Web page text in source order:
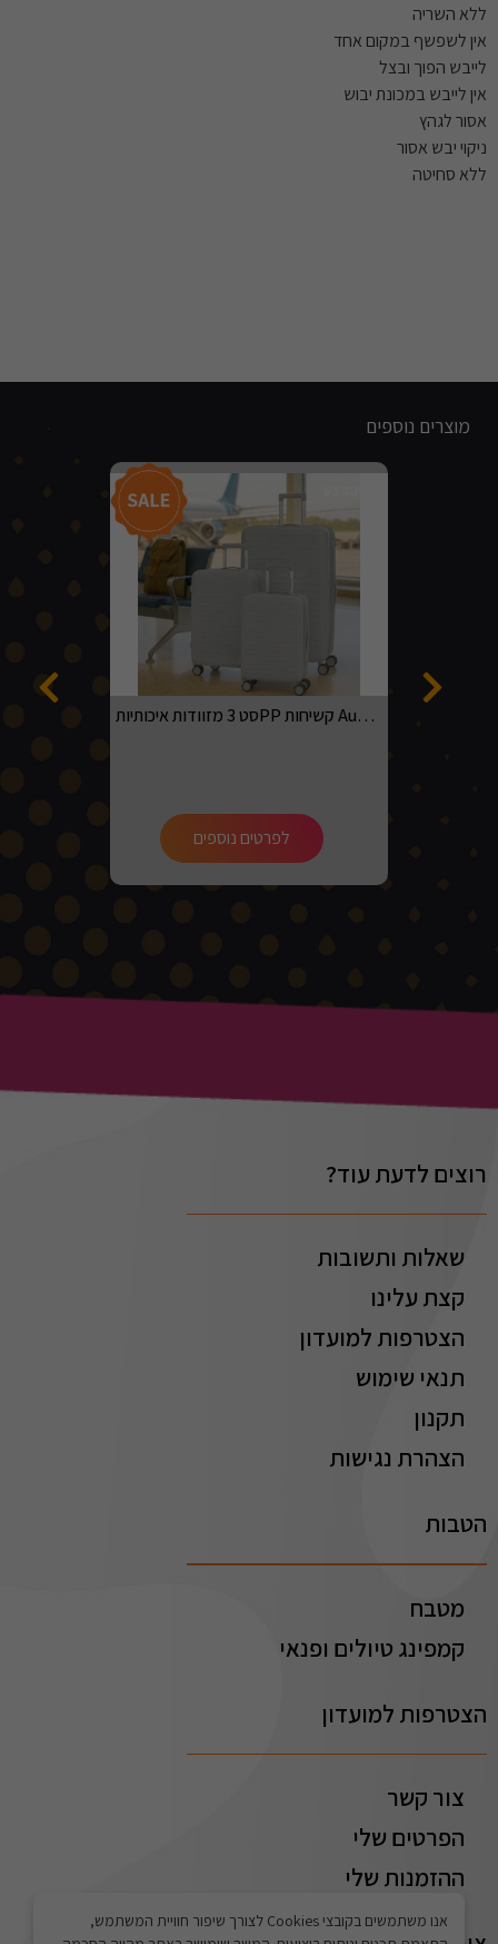
אנו משתמשים בקובצי Cookies לצורך שיפור חוויית המשתמש,
ללא השריה
אין לשפשף במקום אחד
לייבש הפוך ובצל
אין לייבש במכונת יבוש
אסור לגהץ
ניקוי יבש אסור
ללא סחיטה
מוצרים נוספים
סט 3 מזוודות איכותיותPP קשיחות Australian adventurer בגדלים 20, 24, 28 בצבע אפור בהיר
לפרטים נוספים
רוצים לדעת עוד?
שאלות ותשובות
קצת עלינו
הצטרפות למועדון
תנאי שימוש
תקנון
הצהרת נגישות
הטבות
מטבח
קמפינג טיולים ופנאי
הצטרפות למועדון
צור קשר
הפרטים שלי
ההזמנות שלי